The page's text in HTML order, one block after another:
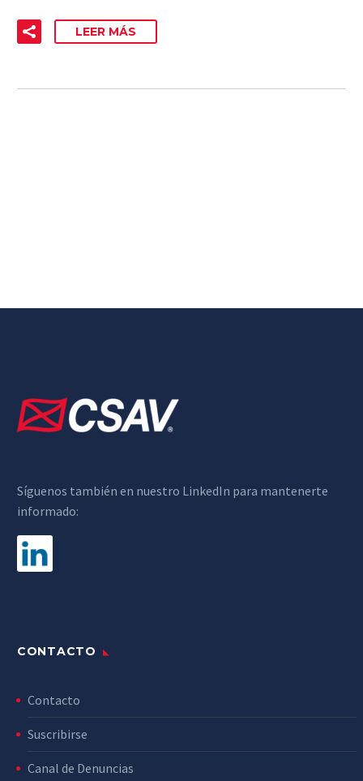
LEER MÁS
Síguenos también en nuestro LinkedIn para mantenerte
informado:
CONTACTO
Contacto
Suscribirse
Canal de Denuncias